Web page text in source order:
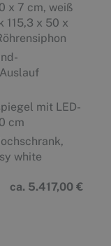
x 7 cm, weiß
115,3 x 50 x
mit LED-
cm
white
ca. 5.417,00 €